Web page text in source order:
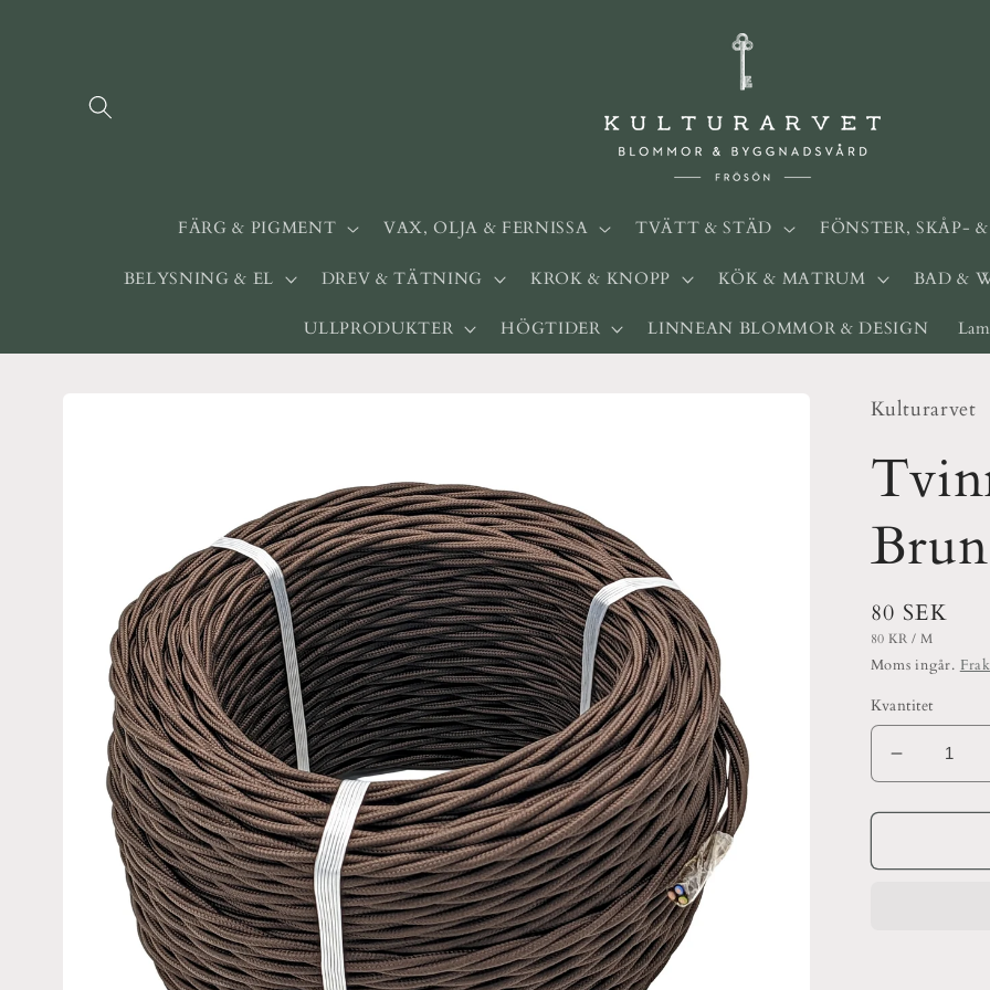
FÄRG & PIGMENT VAX, OLJA & FERNISSA TVÄTT & STÄD FÖNSTER, SKÅP-
BELYSNING & EL DREV & TÄTNING KROK & KNOPP KÖK & MATRUM BAD &
ULLPRODUKTER HÖGTIDER LINNEAN BLOMMOR & DESIGN
Kulturarvet
Ordinarie
pris
80 SEK
ENHETSPRIS
80 KR / PER
M
Moms ingår.
Kvantitet
Minska
kvantitet
för